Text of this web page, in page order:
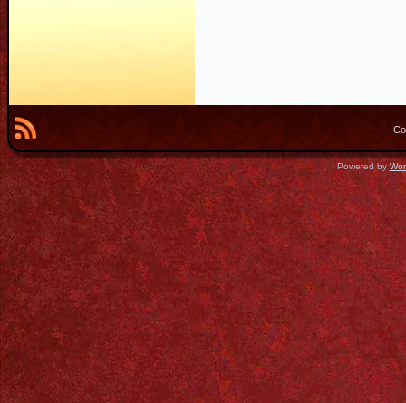
Powered by